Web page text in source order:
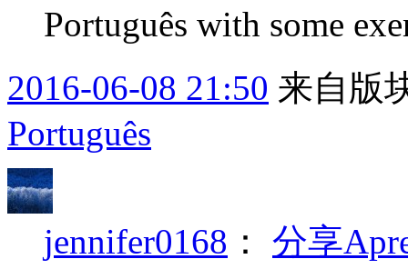
Português with some
2016-06-08 21:50 来自版
Português
jennifer0168 ： 分享